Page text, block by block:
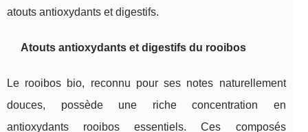
atouts antioxydants et digestifs.
Atouts antioxydants et digestifs du rooibos
Le rooibos bio, reconnu pour ses notes naturellement
douces, possède une riche concentration en
antioxydants rooibos essentiels. Ces composés